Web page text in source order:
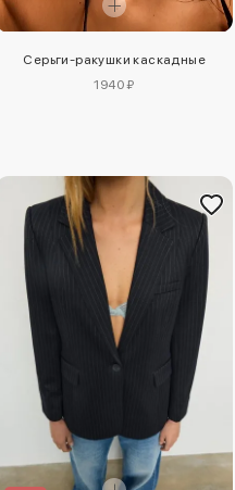
Серьги-ракушки каскадные
1940 ₽